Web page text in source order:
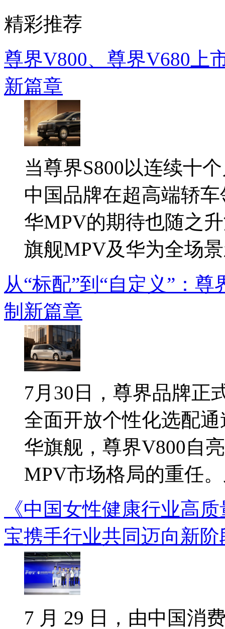
精彩推荐
尊界V800、尊界V680上
新篇章
当尊界S800以连续十
中国品牌在超高端轿
华MPV的期待也随之
旗舰MPV及华为全场
从“标配”到“自定义”：
制新篇章
7月30日，尊界品牌正
全面开放个性化选配
华旗舰，尊界V800自
MPV市场格局的重任
《中国女性健康行业高
宝携手行业共同迈向新阶
7 月 29 日，由中国消